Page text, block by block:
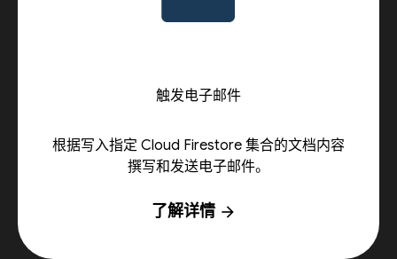
触发电子邮件
根据写入指定 Cloud Firestore 集合的文档内容
撰写和发送电子邮件。
了解详情 arrow_forward